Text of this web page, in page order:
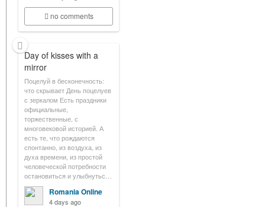
no comments
Day of kisses with a
mirror
Поцелуй в бесконечность:
что скрывает День поцелуев
с зеркалом Есть праздники
официальные,
торжественные, с
многовековой историей. А
есть те, что рождаются
спонтанно, из воздуха, из
духа времени, из простой
человеческой потребности
остановиться и улыбнутьс…
Romania Online
4 days ago